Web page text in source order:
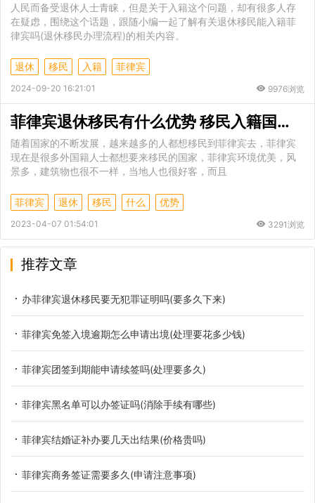
人民而备受退休人士青睐，但是关于入籍这个问题，却有很多人存
在疑虑，围绕这个话题，跟随小编一起了解有关退休移民能入籍菲
律宾吗(退休移民办理流程)的相关内容。
退休 移民 入籍 菲律宾
2024-09-20 16:21:01 9976浏览
菲律宾退休移民有什么优势 移民入籍国内承认吗
随着国家的不断发展，越来越多的人都想移民到菲律宾去，菲律宾
现在是很多外国籍人士都想要来移民的国家，菲律宾环境优美，风
景多，建筑物也很不一样，当地人也很好客，而且
菲律宾 退休 移民 什么 优势
2023-04-07 01:54:01 3291浏览
推荐文章
办菲律宾退休移民要无犯罪证明吗(要多久下来)
菲律宾免签入境逾期怎么申请出境(处理要花多少钱)
菲律宾团签到期能申请续签吗(处理要多久)
菲律宾黑名单可以办签证吗(消除手续有哪些)
菲律宾结婚证补办要几天出结果(价格贵吗)
菲律宾商务签证需要多久(申请注意事项)